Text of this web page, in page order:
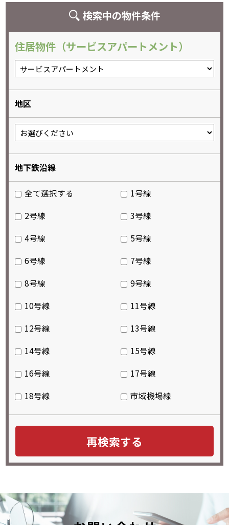
検索中の物件条件
住居物件（サービスアパートメント）
地区
地下鉄沿線
全て選択する
1号線
2号線
3号線
4号線
5号線
6号線
7号線
8号線
9号線
10号線
11号線
12号線
13号線
14号線
15号線
16号線
17号線
18号線
市域機場線